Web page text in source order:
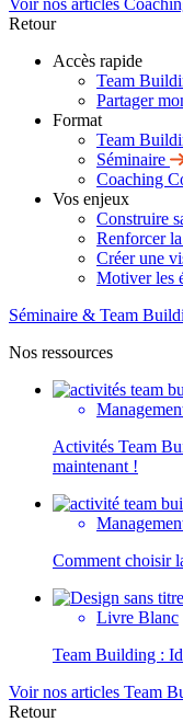
Voir nos articles
Retour
Accès rapide
Team
Partager
Format
Team
Séminaire
Coaching
Vos enjeux
Construire
Renforcer
Créer une
Motiver les
Séminaire & Team
Nos ressources
Activités Team
maintenant !
Comment choisir
Livre Blanc
Team Building :
Voir nos articles Team
Retour